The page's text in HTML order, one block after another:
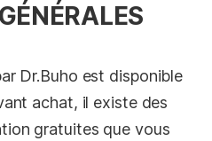
Dr.Buho est disponible
achat, il existe des
gratuites que vous